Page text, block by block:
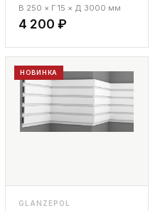
В 250 × Г 15 × Д 3000 мм
4 200 ₽
НОВИНКА
GLANZEPOL